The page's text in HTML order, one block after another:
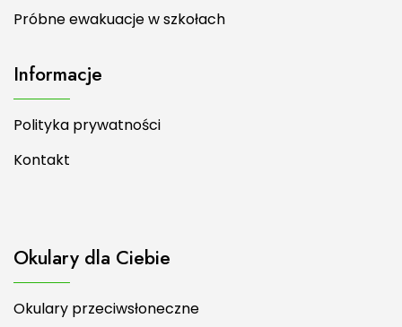
Próbne ewakuacje w szkołach
Informacje
Polityka prywatności
Kontakt
Okulary dla Ciebie
Okulary przeciwsłoneczne